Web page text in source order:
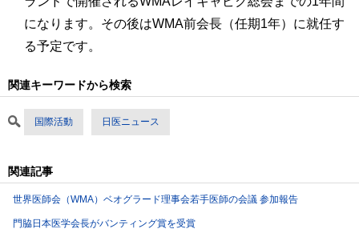
になります。その後はWMA前会長（任期1年）に就任す
る予定です。
関連キーワードから検索
国際活動 日医ニュース
関連記事
世界医師会（WMA）ベオグラード理事会若手医師の会議 参加報告
門脇日本医学会長がバンティング賞を受賞